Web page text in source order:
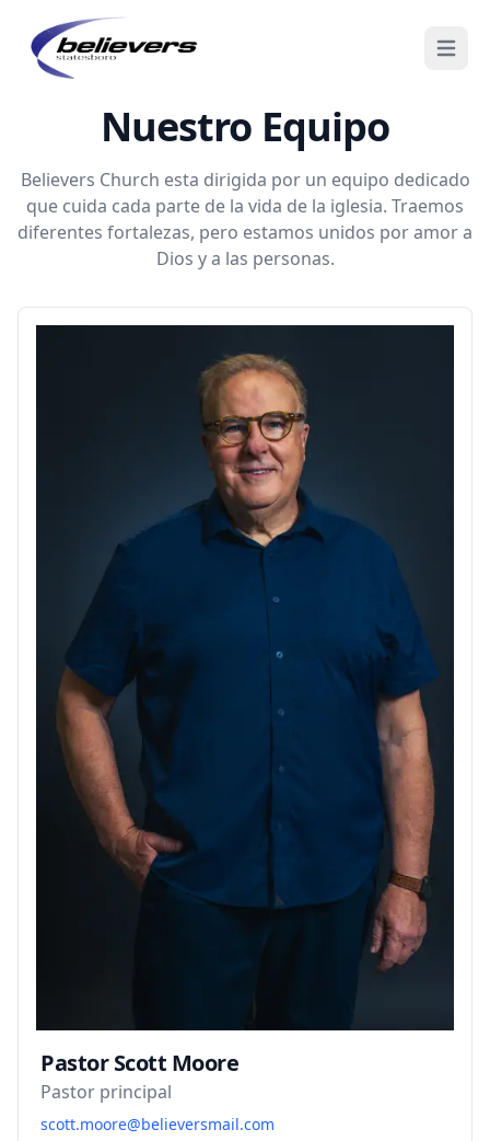
Abrir
Nuestro Equipo
Believers Church esta dirigida por un equipo dedicado
que cuida cada parte de la vida de la iglesia. Traemos
diferentes fortalezas, pero estamos unidos por amor a
Dios y a las personas.
Pastor Scott Moore
Pastor principal
scott.moore@believersmail.com